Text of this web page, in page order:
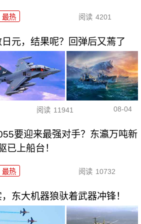
最热 阅读 4201
元，结果呢？回弹后又蔫了
阅读 11941 08-04
要迎来最强对手？东瀛万吨新
已上船台！
最热 阅读 10732
东大机器狼驮着武器冲锋！